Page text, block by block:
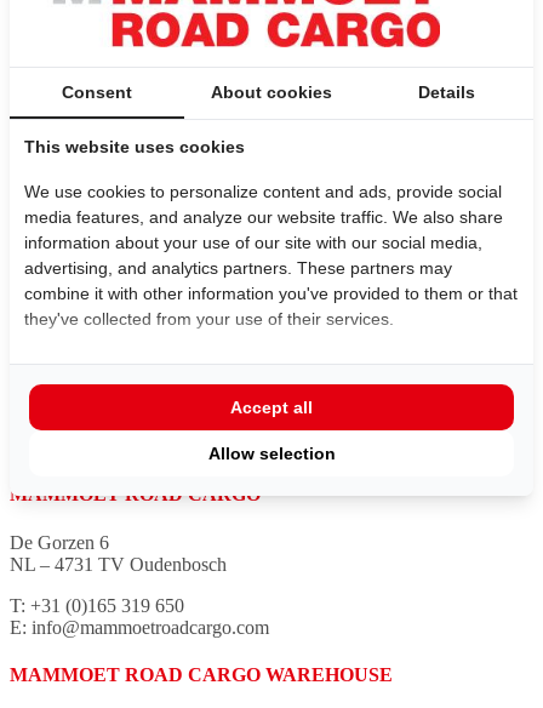
Bel ons
Mail ons
info@mammoetroadcargo.com
NL – 4731 TV
MAMMOET ROAD CARGO
De Gorzen 6
NL – 4731 TV Oudenbosch
T: +31 (0)165 319 650
E: info@mammoetroadcargo.com
MAMMOET ROAD CARGO WAREHOUSE
Consent About cookies Details
This website uses cookies
We use cookies to personalize content and ads, provide social
media features, and analyze our website traffic. We also share
information about your use of our site with our social media,
advertising, and analytics partners. These partners may
combine it with other information you've provided to them or that
they've collected from your use of their services.
Allow selection
Accept all